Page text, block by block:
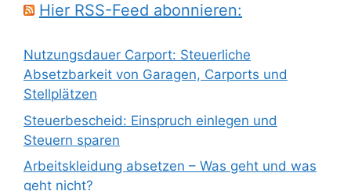
Hier RSS-Feed abonnieren:
Nutzungsdauer Carport: Steuerliche
Absetzbarkeit von Garagen, Carports und
Stellplätzen
Steuerbescheid: Einspruch einlegen und
Steuern sparen
Arbeitskleidung absetzen – Was geht und was
geht nicht?